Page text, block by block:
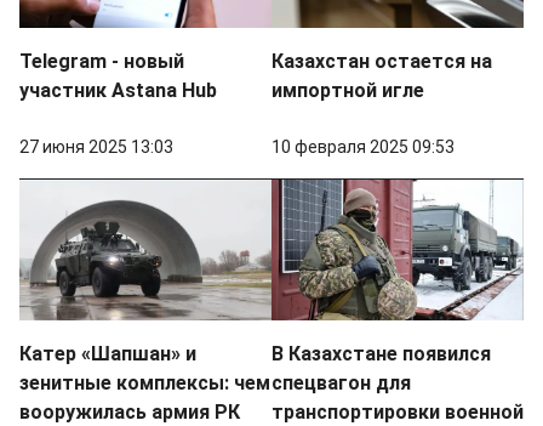
Telegram - новый
участник Astana Hub
27 июня 2025 13:03
Казахстан остается на
импортной игле
10 февраля 2025 09:53
Катер «Шапшан» и
зенитные комплексы: чем
вооружилась армия РК
В Казахстане появился
спецвагон для
транспортировки военной